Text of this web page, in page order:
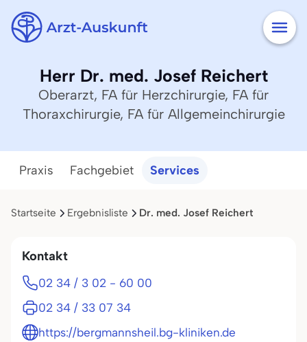
Herr Dr. med. Josef Reichert
Oberarzt, FA für Herzchirurgie, FA für
Thoraxchirurgie, FA für Allgemeinchirurgie
Praxis Fachgebiet Services
Startseite Ergebnisliste Dr. med. Josef Reichert
Kontakt
02 34 / 3 02 - 60 00
02 34 / 33 07 34
https://bergmannsheil.bg-kliniken.de